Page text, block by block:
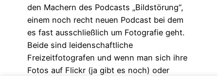
den Machern des Podcasts „Bildstörung“,
einem noch recht neuen Podcast bei dem
es fast ausschließlich um Fotografie geht.
Beide sind leidenschaftliche
Freizeitfotografen und wenn man sich ihre
Fotos auf Flickr (ja gibt es noch) oder